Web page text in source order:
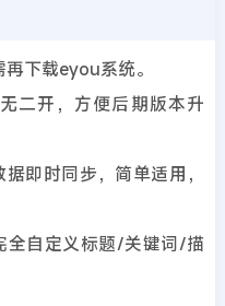
下载eyou系统。
二开，方便后期版本升
即时同步，简单适用，
全自定义标题/关键词/描